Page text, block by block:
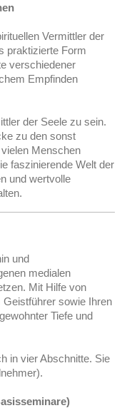
Vermittler der
praktizierte Form
verschiedener
Empfinden
der Seele zu sein.
zu den sonst
Menschen
faszinierende Welt der
und wertvolle
und
medialen
Mit Hilfe von
sowie Ihren
Tiefe und
in vier Abschnitte. Sie